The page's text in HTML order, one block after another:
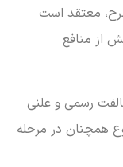
طرح، معتقد است
از منافع
رسمی و علنی
همچنان در مرحله